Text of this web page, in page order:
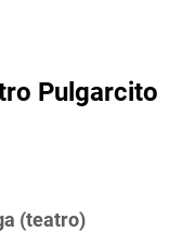
Pulgarcito
(teatro)